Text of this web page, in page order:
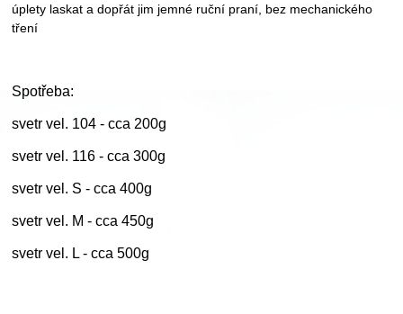
úplety laskat a dopřát jim jemné ruční praní, bez mechanického
tření
Spotřeba:
svetr vel. 104 - cca 200g
svetr vel. 116 - cca 300g
svetr vel. S - cca 400g
svetr vel. M - cca 450g
svetr vel. L - cca 500g